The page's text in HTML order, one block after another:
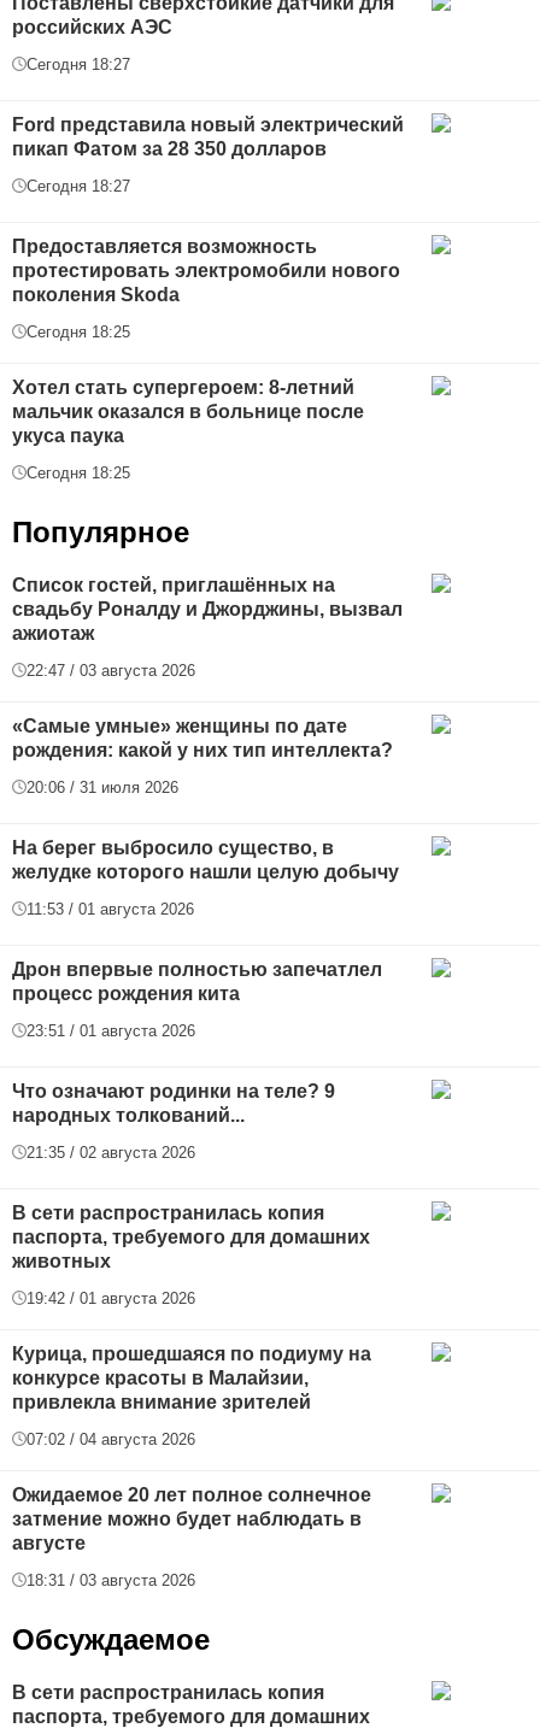
российских АЭС
Сегодня 18:27
Ford представила новый электрический
пикап Фатом за 28 350 долларов
Сегодня 18:27
Предоставляется возможность
протестировать электромобили нового
поколения Skoda
Сегодня 18:25
Хотел стать супергероем: 8-летний
мальчик оказался в больнице после
укуса паука
Сегодня 18:25
Популярное
Список гостей, приглашённых на
свадьбу Роналду и Джорджины, вызвал
ажиотаж
22:47 / 03 августа 2026
«Самые умные» женщины по дате
рождения: какой у них тип интеллекта?
20:06 / 31 июля 2026
На берег выбросило существо, в
желудке которого нашли целую добычу
11:53 / 01 августа 2026
Дрон впервые полностью запечатлел
процесс рождения кита
23:51 / 01 августа 2026
Что означают родинки на теле? 9
народных толкований...
21:35 / 02 августа 2026
В сети распространилась копия
паспорта, требуемого для домашних
животных
19:42 / 01 августа 2026
Курица, прошедшаяся по подиуму на
конкурсе красоты в Малайзии,
привлекла внимание зрителей
07:02 / 04 августа 2026
Ожидаемое 20 лет полное солнечное
затмение можно будет наблюдать в
августе
18:31 / 03 августа 2026
Обсуждаемое
В сети распространилась копия
паспорта, требуемого для домашних